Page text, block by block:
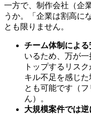
一方で、制作会社（企
うか。「企業は割高に
とも限りません。
チーム体制による
いるため、万が
トップするリス
キル不足を感じ
とも可能です（
ん）。
大規模案件では